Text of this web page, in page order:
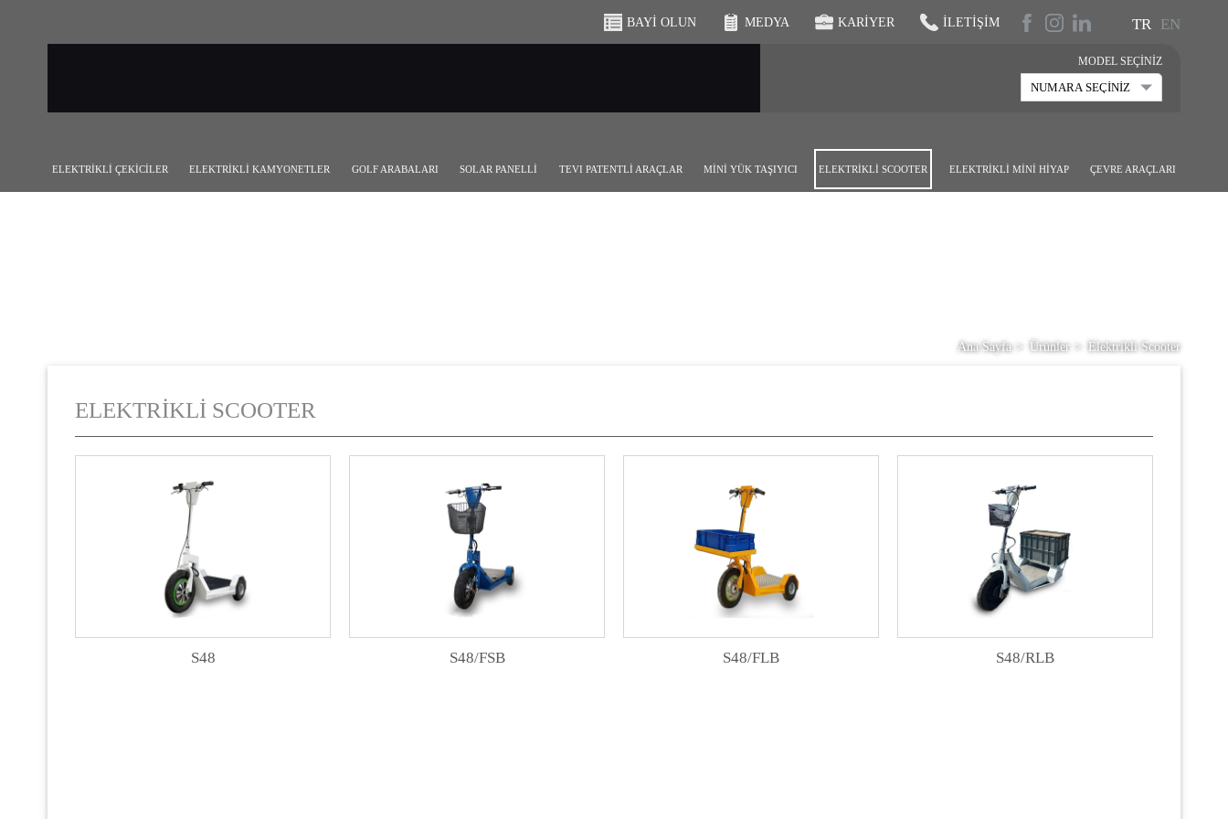
BAYI OLUN MEDYA KARIYER İLETIŞIM TR EN
MODEL SEÇİNİZ
ELEKTRİKLİ ÇEKİCİLER ELEKTRİKLİ KAMYONETLER GOLF ARABALARI SOLAR PANELLİ TEVI PATENTLİ ARAÇLAR MİNİ YÜK TAŞIYICI ELEKTRİKLİ SCOOTER ELEKTRİKLİ MİNİ HİYAP ÇEVRE ARAÇLARI
Ana Sayfa Ürünler Elektrikli Scooter
ELEKTRİKLİ SCOOTER
S48 S48/FSB S48/FLB S48/RLB